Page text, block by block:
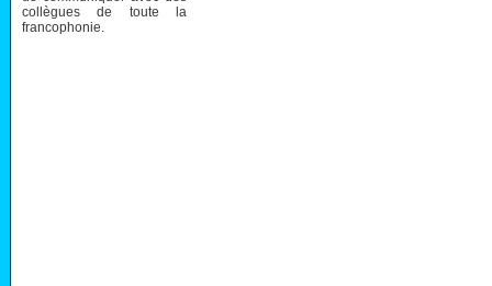
collègues de toute la
francophonie.